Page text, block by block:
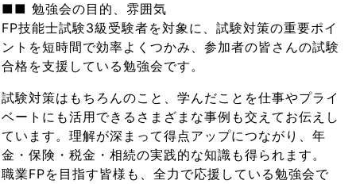
■■ 勉強会の目的、雰囲気
FP技能士試験3級受験者を対象に、試験対策の重要ポイ
ントを短時間で効率よくつかみ、参加者の皆さんの試験
合格を支援している勉強会です。
試験対策はもちろんのこと、学んだことを仕事やプライ
ベートにも活用できるさまざまな事例も交えてお伝えし
ています。理解が深まって得点アップにつながり、年
金・保険・税金・相続の実践的な知識も得られます。
職業FPを目指す皆様も、全力で応援している勉強会で